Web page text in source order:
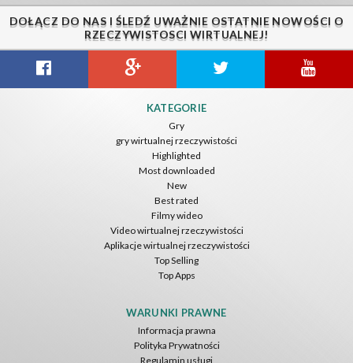
Cowboy VR
Darmowe
IDC Games
Darmowe
DOŁĄCZ DO NAS I ŚLEDŹ UWAŻNIE OSTATNIE NOWOŚCI O
RZECZYWISTOSCI WIRTUALNEJ!
KATEGORIE
Gry
gry wirtualnej rzeczywistości
Highlighted
Most downloaded
New
Best rated
Filmy wideo
Video wirtualnej rzeczywistości
Aplikacje wirtualnej rzeczywistości
Top Selling
Top Apps
WARUNKI PRAWNE
Informacja prawna
Polityka Prywatności
Regulamin usługi